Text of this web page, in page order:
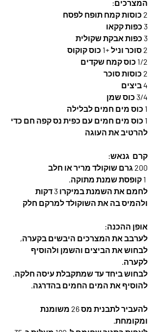
המצרכים:
2 כוסות קמח תופח לפסח
3 כפות קקאו
3 כפות אבקת שקולית
2 סוכר וניל +1 כוס קוקוס
1/2 כוס קמח שקדים
2 כוסות סוכר
4 ביצים
3/4 כוס שמן
1 כוס מים חמים לבלילה
1 כוס מים חמים עם כפית נס קפה חם כדי
להרטיב את העוגה
קרם  גנאש:
200 גרם שוקולד מריר או חלב
לחמם את השמנת במיקרו 3 דקות
ולהמיס בה את השוקולד למרקם חלק
אופן ההכנה:
לערבב את המצרכים היבשים בקערה,
לבחוש את הביצים והשמן ולהוסיף
לקערה.
לבחוש ביחד עד שמתקבלת עיסה חלקה.
להוסיף את המים החמים בהדרגה.
להעביר לתבנית מס 26 משומנת
ומקומחת.